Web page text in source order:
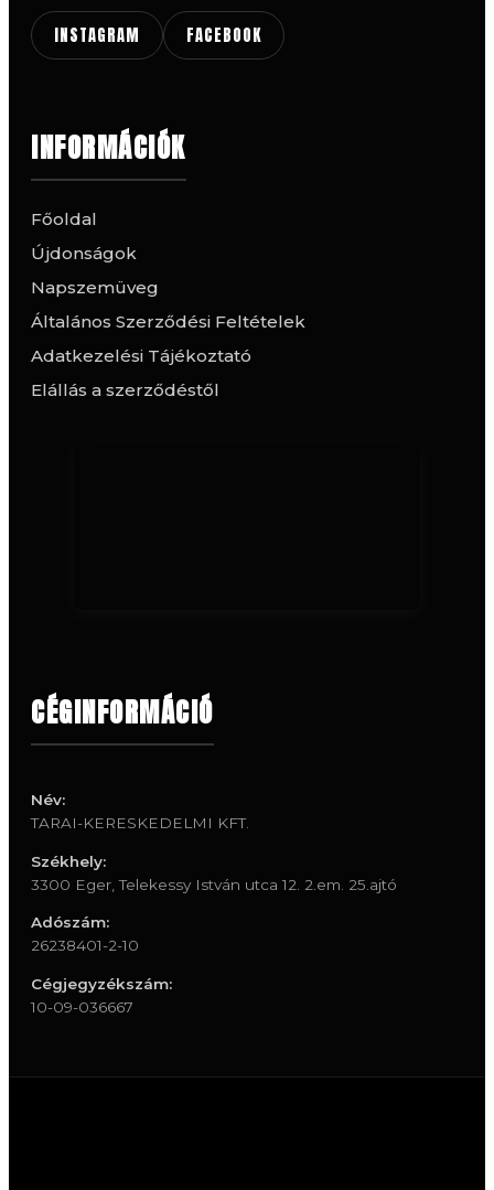
INSTAGRAM FACEBOOK
INFORMÁCIÓK
Főoldal
Újdonságok
Napszemüveg
Általános Szerződési Feltételek
Adatkezelési Tájékoztató
Elállás a szerződéstől
CÉGINFORMÁCIÓ
Név:
TARAI-KERESKEDELMI KFT.
Székhely:
3300 Eger, Telekessy István utca 12. 2.em. 25.ajtó
Adószám:
26238401-2-10
Cégjegyzékszám:
10-09-036667